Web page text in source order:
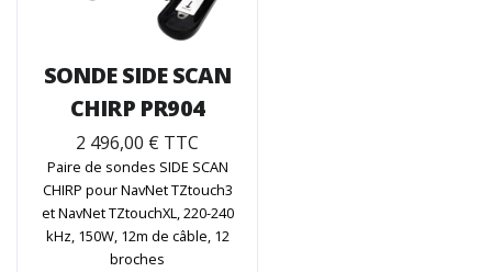
SONDE SIDE SCAN
CHIRP PR904
2 496,00 € TTC
Paire de sondes SIDE SCAN
CHIRP pour NavNet TZtouch3
et NavNet TZtouchXL, 220-240
kHz, 150W, 12m de câble, 12
broches